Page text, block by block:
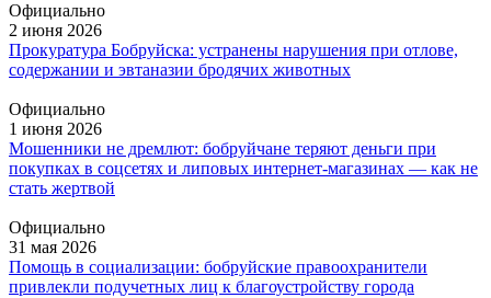
Официально
2 июня 2026
Прокуратура Бобруйска: устранены нарушения при отлове,
содержании и эвтаназии бродячих животных
Официально
1 июня 2026
Мошенники не дремлют: бобруйчане теряют деньги при
покупках в соцсетях и липовых интернет-магазинах — как не
стать жертвой
Официально
31 мая 2026
Помощь в социализации: бобруйские правоохранители
привлекли подучетных лиц к благоустройству города